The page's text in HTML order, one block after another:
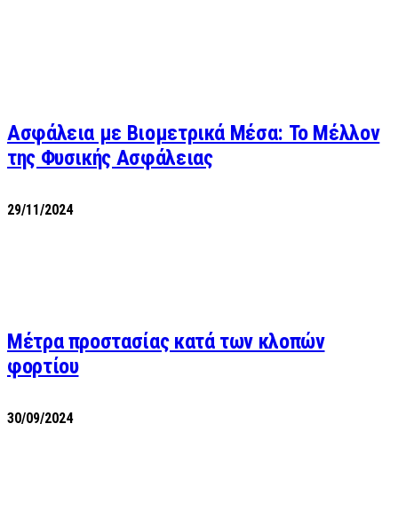
Ασφάλεια με Βιομετρικά Μέσα: Το Μέλλον
της Φυσικής Ασφάλειας
29/11/2024
Μέτρα προστασίας κατά των κλοπών
φορτίου
30/09/2024